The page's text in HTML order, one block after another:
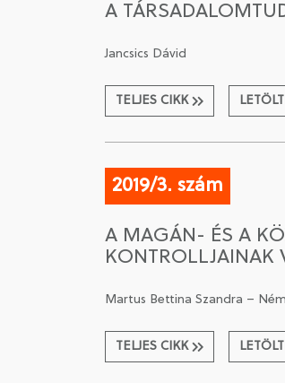
A
Jancsics Dávid
TELJES CIKK
2019/3. szám
A MAGÁN- ÉS A
KONTROLLJAINAK
Martus Bettina Szandra –
TELJES CIKK